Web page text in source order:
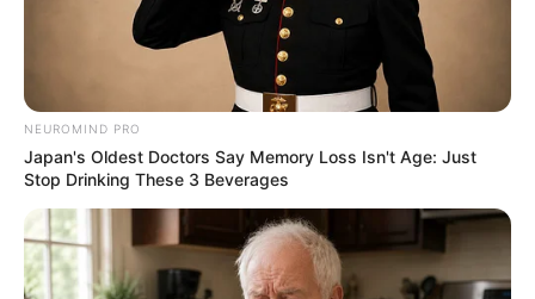
10 Pose Manekin Anti
Mainstream yang Konyol
Banget
NEUROMIND PRO
Japan's Oldest Doctors Say Memory Loss Isn't Age: Just
Stop Drinking These 3 Beverages